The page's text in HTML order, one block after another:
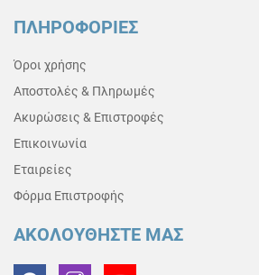
ΠΛΗΡΟΦΟΡΙΕΣ
Όροι χρήσης
Αποστολές & Πληρωμές
Ακυρώσεις & Επιστροφές
Επικοινωνία
Εταιρείες
Φόρμα Επιστροφής
ΑΚΟΛΟΥΘΗΣΤΕ ΜΑΣ